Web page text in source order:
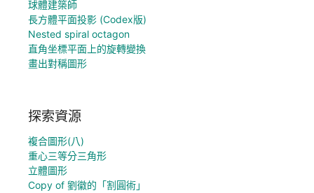
球體建築師
長方體平面投影 (Codex版)
Nested spiral octagon
直角坐標平面上的旋轉變換
畫出對稱圖形
探索資源
複合圖形(八)
重心三等分三角形
立體圖形
Copy of 劉徽的「割圓術」